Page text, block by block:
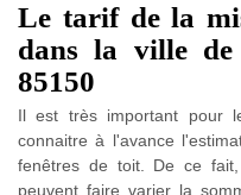
Le tarif de la
dans la ville
85150
Il est très important pour
connaitre à l'avance
fenêtres de toit. De ce
peuvent faire varier la